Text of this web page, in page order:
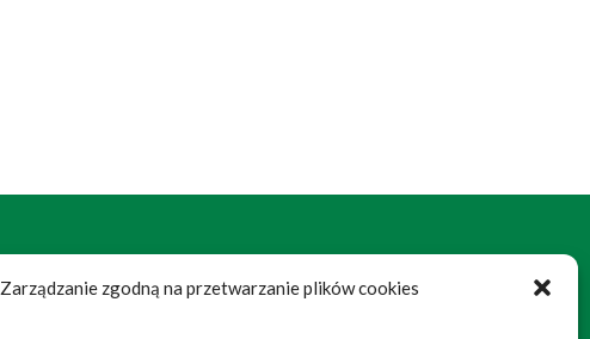
Zarządzanie zgodną na przetwarzanie plików cookies